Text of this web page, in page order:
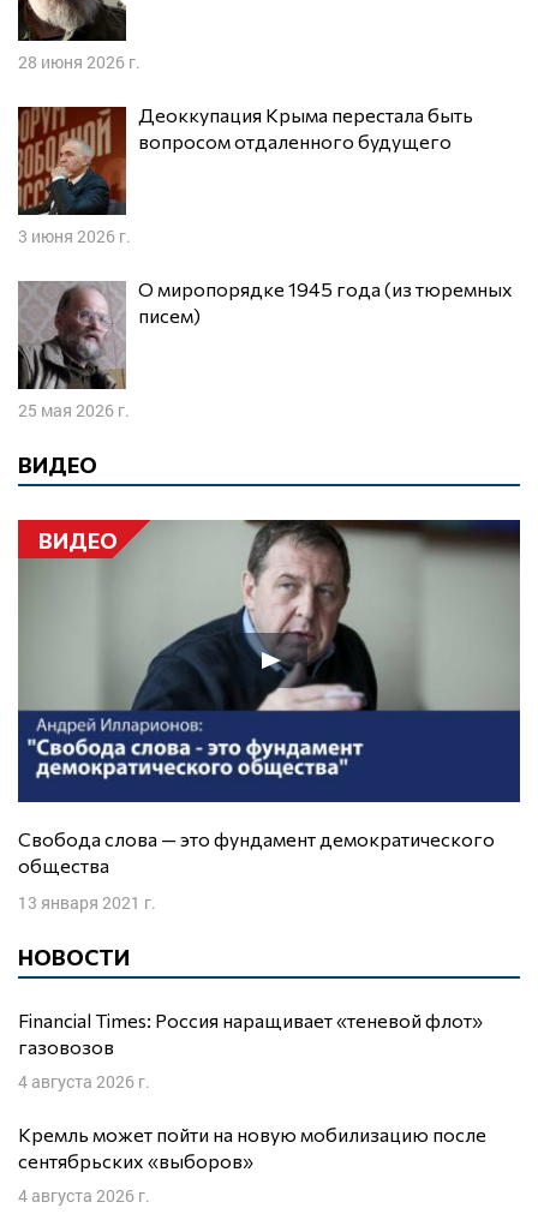
28 июня 2026 г.
Деоккупация Крыма перестала быть
вопросом отдаленного будущего
3 июня 2026 г.
О миропорядке 1945 года (из тюремных
писем)
25 мая 2026 г.
ВИДЕО
ВИДЕО
Свобода слова — это фундамент демократического
общества
13 января 2021 г.
НОВОСТИ
Financial Times: Россия наращивает «теневой флот»
газовозов
4 августа 2026 г.
Кремль может пойти на новую мобилизацию после
сентябрьских «выборов»
4 августа 2026 г.